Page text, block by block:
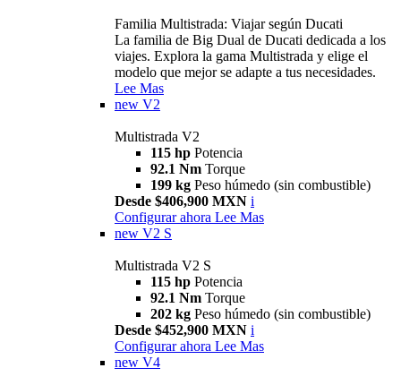
Familia Multistrada: Viajar según Ducati
La familia de Big Dual de Ducati dedicada a los
viajes. Explora la gama Multistrada y elige el
modelo que mejor se adapte a tus necesidades.
Lee Mas
new V2
Multistrada V2
115 hp Potencia
92.1 Nm Torque
199 kg Peso húmedo (sin combustible)
Desde $406,900 MXN i
Configurar ahora Lee Mas
new V2 S
Multistrada V2 S
115 hp Potencia
92.1 Nm Torque
202 kg Peso húmedo (sin combustible)
Desde $452,900 MXN i
Configurar ahora Lee Mas
new V4